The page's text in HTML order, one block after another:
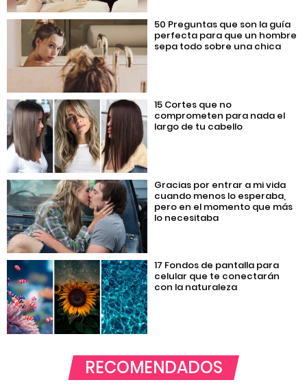
50 Preguntas que son la guía
perfecta para que un hombre
sepa todo sobre una chica
15 Cortes que no
comprometen para nada el
largo de tu cabello
Gracias por entrar a mi vida
cuando menos lo esperaba,
pero en el momento que más
lo necesitaba
17 Fondos de pantalla para
celular que te conectarán
con la naturaleza
RECOMENDADOS